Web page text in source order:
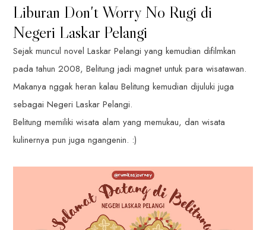
Liburan Don't Worry No Rugi di
Negeri Laskar Pelangi
Sejak muncul novel Laskar Pelangi yang kemudian difilmkan
pada tahun 2008, Belitung jadi magnet untuk para wisatawan.
Makanya nggak heran kalau Belitung kemudian dijuluki juga
sebagai Negeri Laskar Pelangi.
Belitung memiliki wisata alam yang memukau, dan wisata
kulinernya pun juga ngangenin. :)